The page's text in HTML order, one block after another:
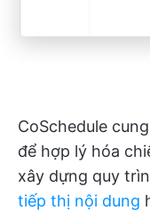
CoSchedule
để hợp lý hóa
xây dựng quy
tiếp thị nội dung